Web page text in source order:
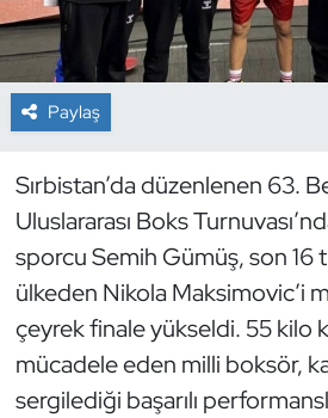
Paylaş
Sırbistan’da düzenlenen 63.
Uluslararası Boks
sporcu Semih Gümüş, son 16
ülkeden Nikola Maksimovic’i
çeyrek finale yükseldi. 55 kilo
mücadele eden milli boksör,
sergilediği başarılı
Curling
Dağcılık
Dövüş Sanatı
E-Spor
Eskrim
Futbol